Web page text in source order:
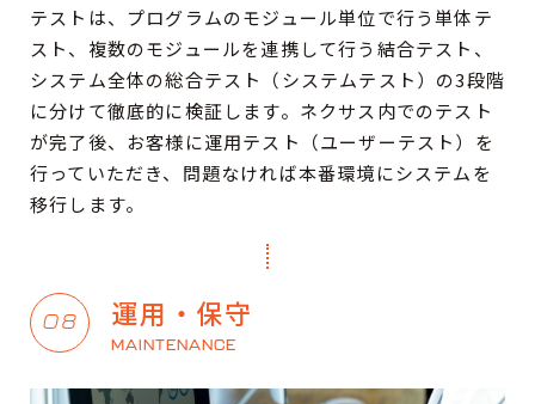
テストは、プログラムのモジュール単位で行う単体テ
スト、複数のモジュールを連携して行う結合テスト、
システム全体の総合テスト（システムテスト）の3段階
に分けて徹底的に検証します。ネクサス内でのテスト
が完了後、お客様に運用テスト（ユーザーテスト）を
行っていただき、問題なければ本番環境にシステムを
移行します。
08 運用・保守
MAINTENANCE